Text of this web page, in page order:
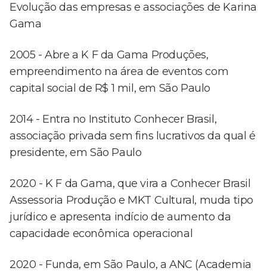
Evolução das empresas e associações de Karina
Gama
2005 - Abre a K F da Gama Produções,
empreendimento na área de eventos com
capital social de R$ 1 mil, em São Paulo
2014 - Entra no Instituto Conhecer Brasil,
associação privada sem fins lucrativos da qual é
presidente, em São Paulo
2020 - K F da Gama, que vira a Conhecer Brasil
Assessoria Produção e MKT Cultural, muda tipo
jurídico e apresenta indício de aumento da
capacidade econômica operacional
2020 - Funda, em São Paulo, a ANC (Academia